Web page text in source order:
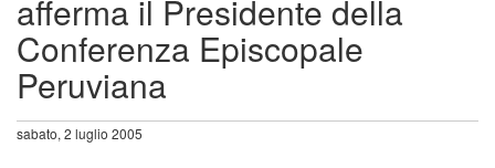
afferma il Presidente della
Conferenza Episcopale
Peruviana
sabato, 2 luglio 2005